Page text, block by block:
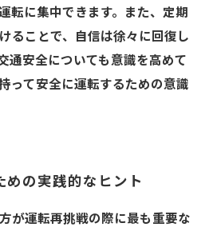
転に集中できます。また、定期
ることで、自信は徐々に回復し
通安全についても意識を高めて
って安全に運転するための意識
めの実践的なヒント
が運転再挑戦の際に最も重要な